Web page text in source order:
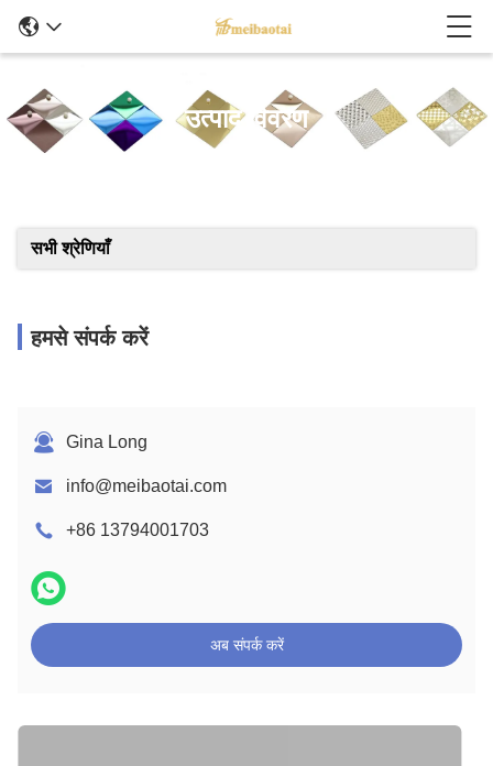
उत्पाद विवरण
सभी श्रेणियाँ
हमसे संपर्क करें
Gina Long
info@meibaotai.com
+86 13794001703
अब संपर्क करें